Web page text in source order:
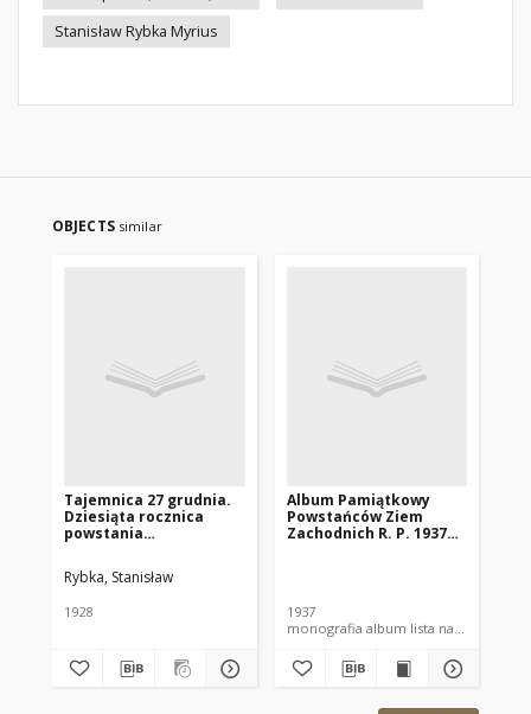
Stanisław Rybka Myrius
OBJECTS similar
Tajemnica 27 grudnia.
Dziesiąta rocznica
powstania
Rybka, Stanisław
1928
Album Pamiątkowy
Powstańców Ziem
Zachodnich R. P. 1937
1937
monografia album lista nazwisk